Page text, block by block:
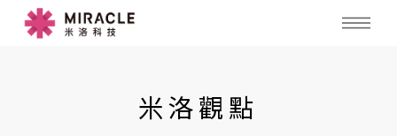
米洛觀點